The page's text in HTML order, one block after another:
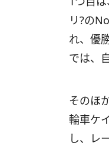
リ?の
れ、優
では、
そのほ
輪車ケ
し、レ